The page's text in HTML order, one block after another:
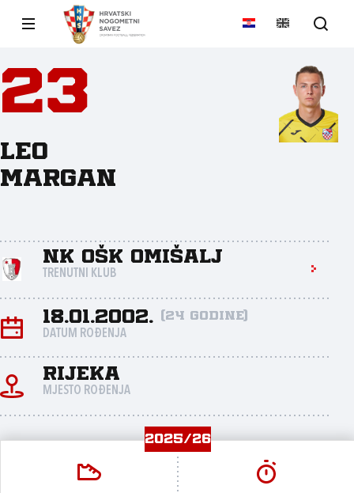
23
Leo
Margan
NK OŠK Omišalj
TRENUTNI KLUB
18.01.2002. (24 godine)
DATUM ROĐENJA
Rijeka
MJESTO ROĐENJA
2025/26